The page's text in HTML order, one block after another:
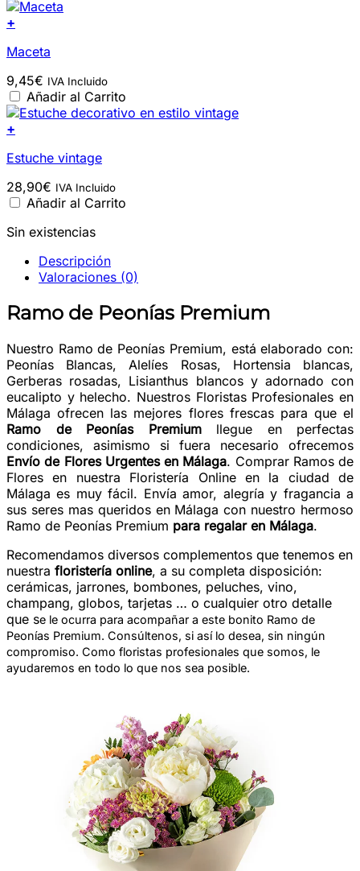
+
Maceta
9,45€ IVA Incluido
Añadir al Carrito
+
Estuche vintage
28,90€ IVA Incluido
Añadir al Carrito
Sin existencias
Descripción
Valoraciones (0)
Ramo de Peonías Premium
Nuestro Ramo de Peonías Premium, está elaborado con:
Peonías Blancas, Alelíes Rosas, Hortensia blancas,
Gerberas rosadas, Lisianthus blancos y adornado con
eucalipto y helecho. Nuestros Floristas Profesionales en
Málaga ofrecen las mejores flores frescas para que el
Ramo de Peonías Premiumllegue en perfectas
condiciones, asimismo si fuera necesario ofrecemos
Envío de Flores Urgentes en Málaga. Comprar Ramos de
Flores en nuestra Floristería Online en la ciudad de
Málaga es muy fácil. Envía amor, alegría y fragancia a
sus seres mas queridos en Málaga con nuestro hermoso
Ramo de Peonías Premium para regalar en Málaga.
Recomendamos diversos complementos que tenemos en
nuestra floristería online, a su completa disposición:
cerámicas, jarrones, bombones, peluches, vino,
champang, globos, tarjetas … o cualquier otro detalle
que se le ocurra para acompañar a este bonito Ramo de
Peonías Premium. Consúltenos, si así lo desea, sin ningún
compromiso. Como floristas profesionales que somos, le
ayudaremos en todo lo que nos sea posible.